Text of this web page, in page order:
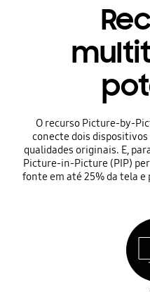
O recurso Picture-by-
conecte dois
qualidades originais. E,
Picture-in-Picture (PIP)
fonte em até 25% da tela e